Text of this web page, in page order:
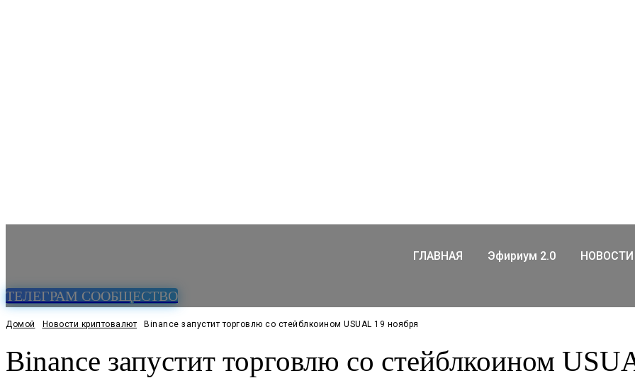
ТЕЛЕГРАМ СООБЩЕСТВО
ГЛАВНАЯ Эфириум 2.0 НОВОСТИ
Домой Новости криптовалют Binance запустит торговлю со стейблкоином USUAL 19 ноября
Binance запустит торговлю со стейблкоином